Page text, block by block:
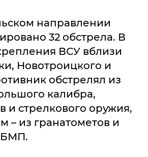
направлении
32 обстрела. В
ВСУ вблизи
Новотроицкого и
обстрелял из
калибра,
и стрелкового оружия,
– из гранатометов и
БМП.